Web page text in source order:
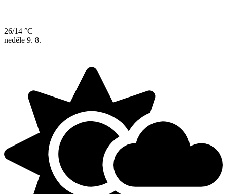
26/14 °C
neděle 9. 8.